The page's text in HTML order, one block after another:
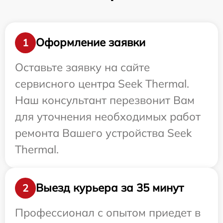
1
Оформление заявки
Оставьте заявку на сайте
сервисного центра Seek Thermal.
Наш консультант перезвонит Вам
для уточнения необходимых работ
ремонта Вашего устройства Seek
Thermal.
2
Выезд курьера за 35 минут
Профессионал с опытом приедет в